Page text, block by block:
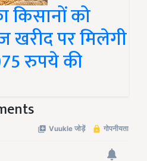
किसानों को
खरीद पर मिलेगी
रुपये की